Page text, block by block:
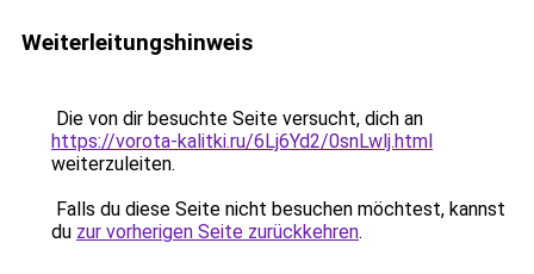
Weiterleitungshinweis
Die von dir besuchte Seite versucht, dich an
https://vorota-kalitki.ru/6Lj6Yd2/0snLwlj.html
weiterzuleiten.
Falls du diese Seite nicht besuchen möchtest, kannst
du zur vorherigen Seite zurückkehren.